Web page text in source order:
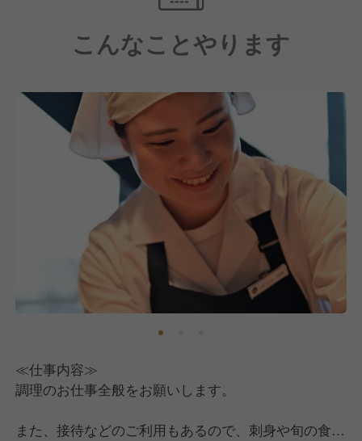
＼ここがPOINT／
◎寮完備（※規定あり）
◎チャレンジ精神のある方を大歓迎！
家族に優しい会社として、当社オリジナルの家族手当
があります！
●充実の待遇・休暇制度で働きやすい！
社員割引など、福利厚生が整っているので働きやすさ
当店のスローガンは
・うなぎがうまいこと
・朗らかで明るいこと
・ご老人にやさしいこと
です。
このスローガンを合言葉に、毎日おいしいうなぎをご
提供することに一生懸命努力しています。
こんなことやります
≪仕事内容≫
調理のお仕事全般をお願いします。
また、接待などのご利用もあるので、刺身や旬の食材